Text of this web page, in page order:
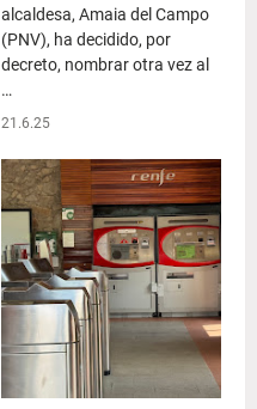
alcaldesa, Amaia del Campo
(PNV), ha decidido, por
decreto, nombrar otra vez al
…
21.6.25